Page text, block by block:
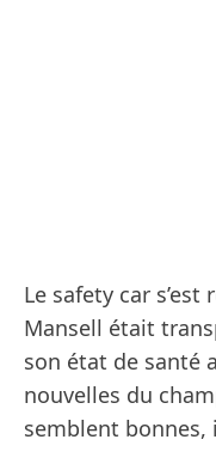
Le safety car
Mansell était
son état de santé
nouvelles du
semblent bonnes,